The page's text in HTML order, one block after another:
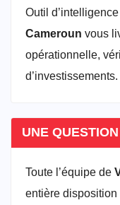
Outil
Cameroun vous
opérationnelle,
d’investissements.
UNE
Toute l’équipe de
entière disposition